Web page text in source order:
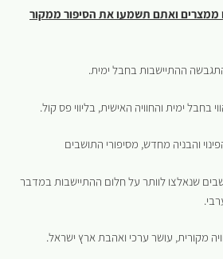
ממצרים ואתם תשמעו את הסיפור ממקור
ההתיישבות בחבל ימית.
ימית והחוויה האישית, בליווי פס קול.
והבניה מחדש, מסיפורי התושבים
שנאלצו לוותר על חלום ההתיישבות במדבר
מקורית, עושר ערכי ואהבת ארץ ישראל.